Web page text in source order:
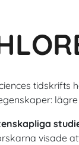
visade